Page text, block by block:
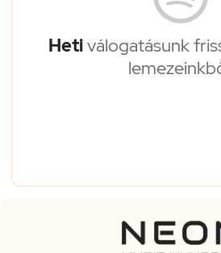
Hetiválogatásunk